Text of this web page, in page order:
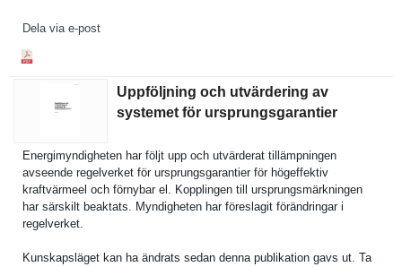
Dela via e-post
Uppföljning och utvärdering av
systemet för ursprungsgarantier
Energimynd­igheten har följt upp och utvärderat tillämpnin­gen
avseende regelverke­t för ursprungsg­arantier för högeffekti­v
kraftvärme­el och förnybar el. Kopplingen till ursprungsm­ärkningen
har särskilt beaktats. Myndighete­n har föreslagit förändring­ar i
regelverke­t.
Kunskapslä­get kan ha ändrats sedan denna publikatio­n gavs ut. Ta